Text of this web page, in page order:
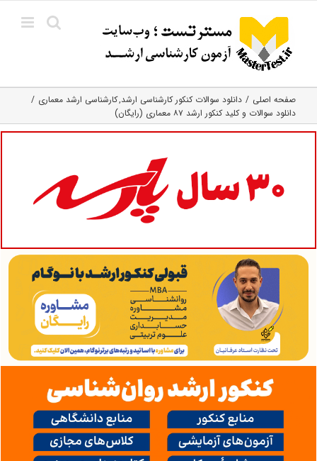
content
صفحه اصلی دانلود سوالات کنکور کارشناسی ارشد کارشناسی ارشد معماری
دانلود سوالات و کلید کنکور ارشد ۸۷ معماری (رایگان)